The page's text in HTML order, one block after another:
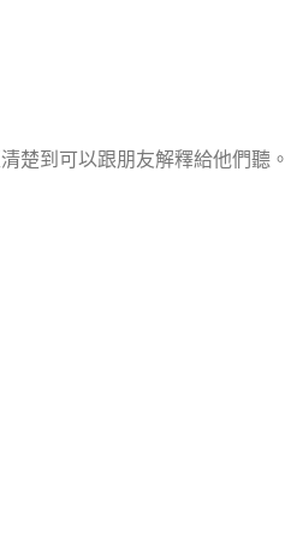
楚到可以跟朋友解釋給他們聽。